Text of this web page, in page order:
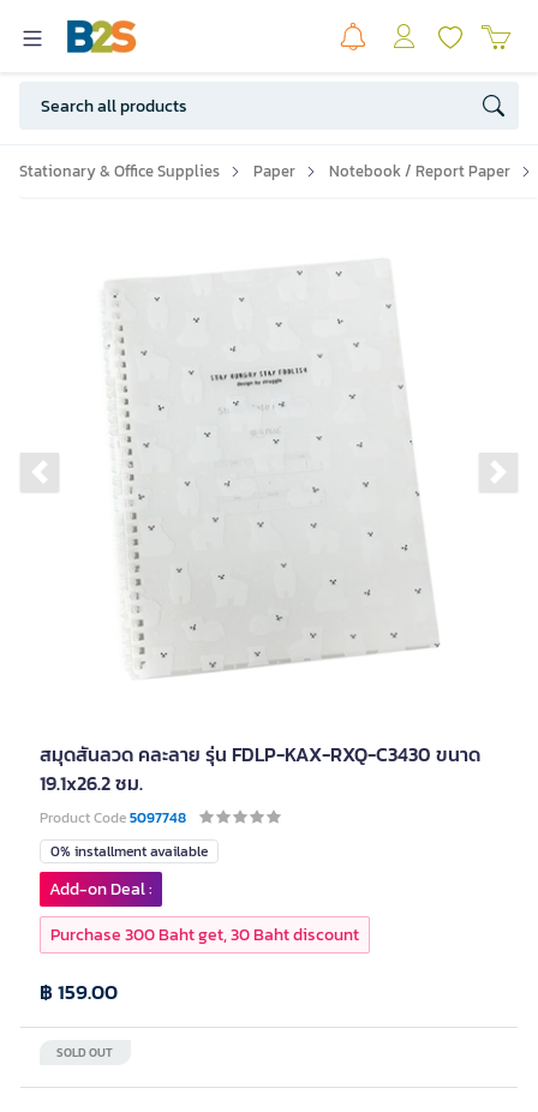
Stationary & Office Supplies Paper Notebook / Report Paper
Previous slide
สมุดสันลวด คละลาย รุ่น FDLP-KAX-RXQ-C3430 ขนาด
19.1x26.2 ซม.
Product Code5097748
0% installment available
SOLD OUT
฿ 159.00
Add-on Deal :
Purchase 300 Baht get, 30 Baht discount